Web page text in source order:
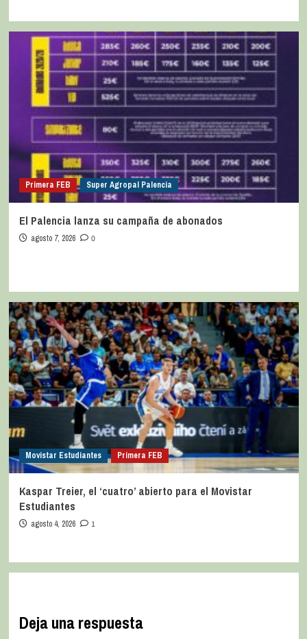
Primera FEB Super Agropal Palencia
El Palencia lanza su campaña de abonados
agosto 7, 2026 0
Movistar Estudiantes Primera FEB
Kaspar Treier, el ‘cuatro’ abierto para el Movistar
Estudiantes
agosto 4, 2026 1
Deja una respuesta